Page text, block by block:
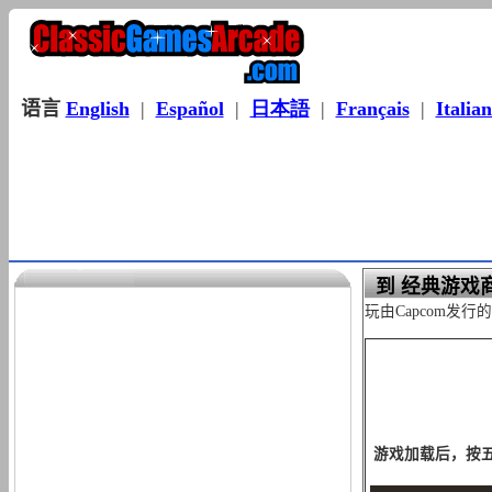
语言 English| Español| 日本語| Français|
到 经典游戏
玩由Capcom发行
游戏加载后，按